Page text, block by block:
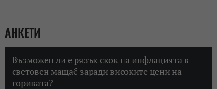
АНКЕТИ
Възможен ли е рязък скок на инфлацията в
световен мащаб заради високите цени на
горивата?